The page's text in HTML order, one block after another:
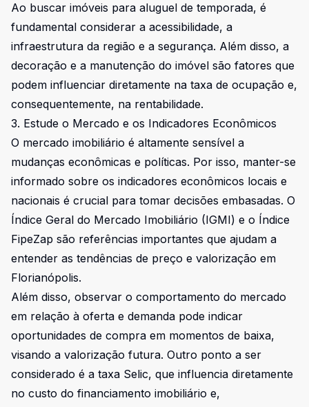
Ao buscar imóveis para aluguel de temporada, é
fundamental considerar a acessibilidade, a
infraestrutura da região e a segurança. Além disso, a
decoração e a manutenção do imóvel são fatores que
podem influenciar diretamente na taxa de ocupação e,
consequentemente, na rentabilidade.
3. Estude o Mercado e os Indicadores Econômicos
O mercado imobiliário é altamente sensível a
mudanças econômicas e políticas. Por isso, manter-se
informado sobre os indicadores econômicos locais e
nacionais é crucial para tomar decisões embasadas. O
Índice Geral do Mercado Imobiliário (IGMI) e o Índice
FipeZap são referências importantes que ajudam a
entender as tendências de preço e valorização em
Florianópolis.
Além disso, observar o comportamento do mercado
em relação à oferta e demanda pode indicar
oportunidades de compra em momentos de baixa,
visando a valorização futura. Outro ponto a ser
considerado é a taxa Selic, que influencia diretamente
no custo do financiamento imobiliário e,